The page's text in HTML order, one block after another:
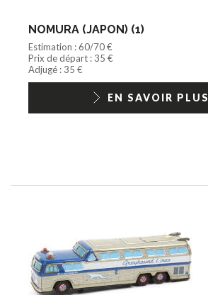
NOMURA (JAPON) (1)
Estimation : 60/70 €
Prix de départ : 35 €
Adjugé : 35 €
EN SAVOIR PLUS